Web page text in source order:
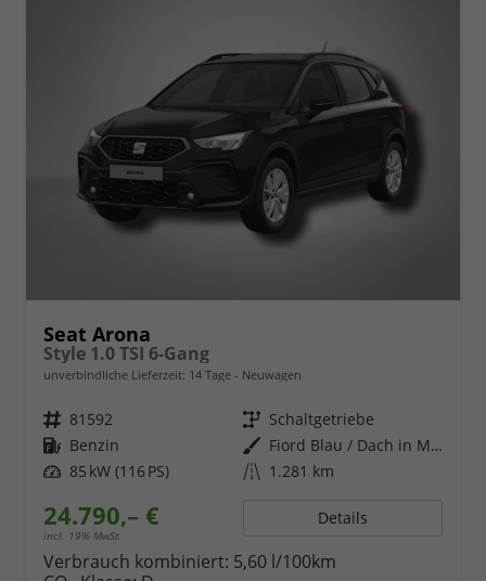
Seat Arona
Style 1.0 TSI 6-Gang
unverbindliche Lieferzeit: 14 Tage Neuwagen
Fahrzeugnr. 81592 Getriebe Schaltgetriebe
Kraftstoff Benzin Außenfarbe
Fiord Blau / Dach in Midnight Schwarz Metallic
Leistung 85 kW (116 PS) Kilometerstand 1.281 km
24.790,– €
incl. 19% MwSt.
Details
Verbrauch kombiniert: 5,60 l/100km